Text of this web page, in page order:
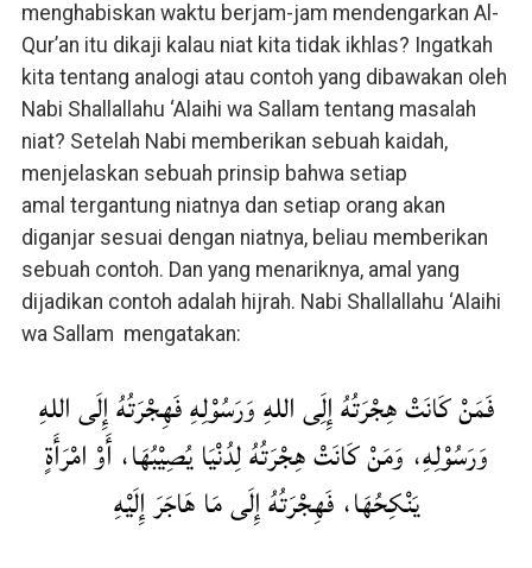
menghabiskan waktu berjam-jam mendengarkan Al-
Qur’an itu dikaji kalau niat kita tidak ikhlas? Ingatkah
kita tentang analogi atau contoh yang dibawakan oleh
Nabi Shallallahu ‘Alaihi wa Sallam tentang masalah
niat? Setelah Nabi memberikan sebuah kaidah,
menjelaskan sebuah prinsip bahwa setiap
amal tergantung niatnya dan setiap orang akan
diganjar sesuai dengan niatnya, beliau memberikan
sebuah contoh. Dan yang menariknya, amal yang
dijadikan contoh adalah hijrah. Nabi Shallallahu ‘Alaihi
wa Sallam mengatakan:
فَمَنْ كَانَتْ هِجْرَتُهُ إِلَِى اللهِ وَرَسُوْلِهِ فَهِجْرَتُهُ إِلَى اللهِ
وَرَسُوْلِهِ، وَمَنْ كَانَتْ هِجْرَتُهُ لِدُنْيَا يُصِيْبُهَا، أَوْ امْرَأَةٍ
يَنْكِحُهَا، فَهِجْرَتُهُ إِلَى مَا هَاجَرَ إِلَيْهِ